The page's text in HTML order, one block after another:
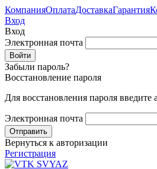
КомпанияОплатаДоставкаГарантия
Вход
Вход
Электронная почта
Забыли пароль?
Восстановление пароля
Для восстановления пароля
Электронная почта
Вернуться к авторизации
Регистрация